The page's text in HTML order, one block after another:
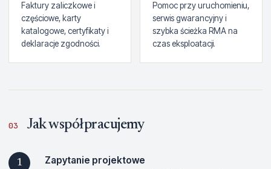
Faktury zaliczkowe i
częściowe, karty
katalogowe, certyfikaty i
deklaracje zgodności.
Pomoc przy uruchomieniu,
serwis gwarancyjny i
szybka ścieżka RMA na
czas eksploatacji.
03 Jak współpracujemy
1 Zapytanie projektowe